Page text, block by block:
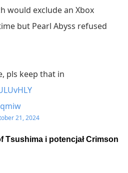
would exclude an Xbox
but Pearl Abyss refused
pls keep that in
21, 2024
Tsushima i potencjał Crimson